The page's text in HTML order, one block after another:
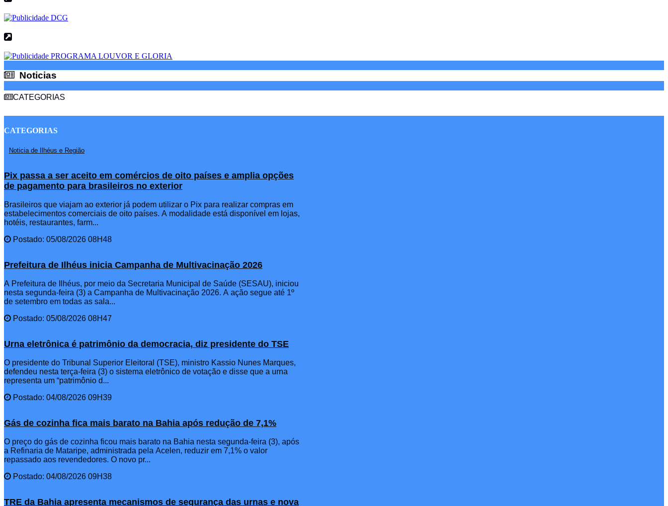
Noticias
CATEGORIAS
CATEGORIAS
Noticia de Ilhéus e Região
Pix passa a ser aceito em comércios de oito países e amplia opções
de pagamento para brasileiros no exterior
Brasileiros que viajam ao exterior já podem utilizar o Pix para realizar compras em
estabelecimentos comerciais de oito países. A modalidade está disponível em lojas,
hotéis, restaurantes, farm...
Postado: 05/08/2026 08H48
Prefeitura de Ilhéus inicia Campanha de Multivacinação 2026
A Prefeitura de Ilhéus, por meio da Secretaria Municipal de Saúde (SESAU), iniciou
nesta segunda-feira (3) a Campanha de Multivacinação 2026. A ação segue até 1º
de setembro em todas as sala...
Postado: 05/08/2026 08H47
Urna eletrônica é patrimônio da democracia, diz presidente do TSE
O presidente do Tribunal Superior Eleitoral (TSE), ministro Kassio Nunes Marques,
defendeu nesta terça-feira (3) o sistema eletrônico de votação e disse que a urna
representa um “patrimônio d...
Postado: 04/08/2026 09H39
Gás de cozinha fica mais barato na Bahia após redução de 7,1%
O preço do gás de cozinha ficou mais barato na Bahia nesta segunda-feira (3), após
a Refinaria de Mataripe, administrada pela Acelen, reduzir em 7,1% o valor
repassado aos revendedores. O novo pr...
Postado: 04/08/2026 09H38
TRE da Bahia apresenta mecanismos de segurança das urnas e nova